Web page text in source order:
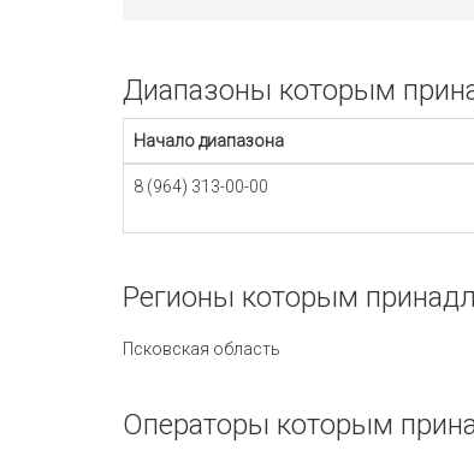
Диапазоны которым
Начало диапазона
8 (964) 313-00-00
Регионы которым
Псковская область
Операторы которым